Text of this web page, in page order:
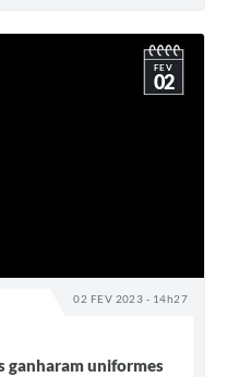
02 FEV 2023 - 14h27
FEV
02
ganharam uniformes